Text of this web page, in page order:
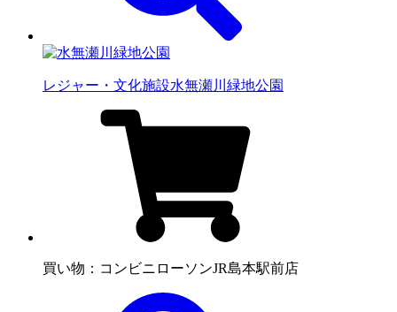
レジャー・文化施設水無瀬川緑地公園
買い物：コンビニ ローソンJR島本駅前店